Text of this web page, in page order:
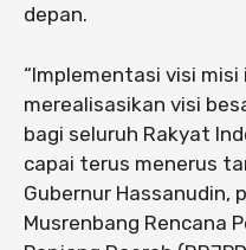
depan.
“Implementasi visi
merealisasikan visi
bagi seluruh Rakyat
capai terus menerus
Gubernur Hassanudin,
Musrenbang Rencana